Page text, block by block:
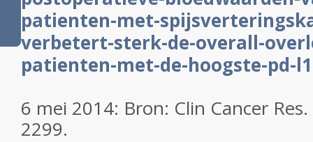
patienten-met-
verbetert-sterk-de-overall-
patienten-met-de-hoogste-pd-
6 mei 2014: Bron: Clin Cancer
2299.